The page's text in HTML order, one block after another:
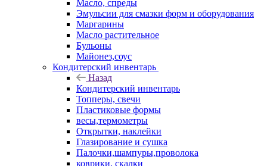
Масло, спреды
Эмульсии для смазки форм и оборудования
Маргарины
Масло растительное
Бульоны
Майонез,соус
Кондитерский инвентарь
Назад
Кондитерский инвентарь
Топперы, свечи
Пластиковые формы
весы,термометры
Открытки, наклейки
Глазирование и сушка
Палочки,шампуры,проволока
коврики, скалки